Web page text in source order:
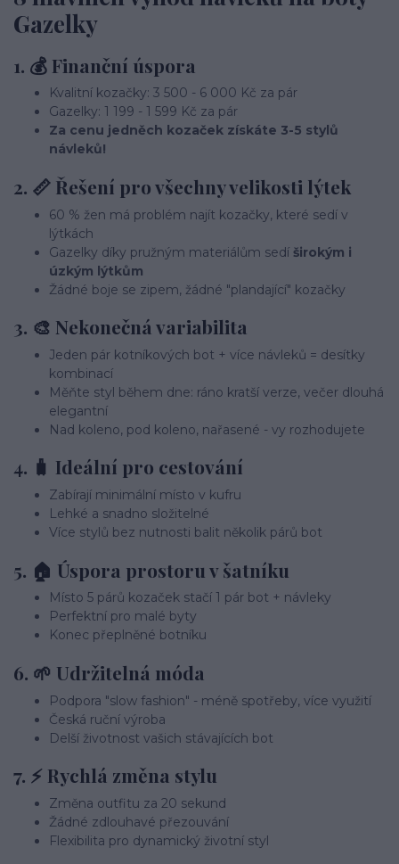
Gazelky
1. 💰 Finanční úspora
Kvalitní kozačky: 3 500 - 6 000 Kč za pár
Gazelky: 1 199 - 1 599 Kč za pár
Za cenu jedněch kozaček získáte 3-5 stylů
návleků!
2. 📏 Řešení pro všechny velikosti lýtek
60 % žen má problém najít kozačky, které sedí v
lýtkách
Gazelky díky pružným materiálům sedí širokým i
úzkým lýtkům
Žádné boje se zipem, žádné "plandající" kozačky
3. 🎨 Nekonečná variabilita
Jeden pár kotníkových bot + více návleků = desítky
kombinací
Měňte styl během dne: ráno kratší verze, večer dlouhá
elegantní
Nad koleno, pod koleno, nařasené - vy rozhodujete
4. 🧳 Ideální pro cestování
Zabírají minimální místo v kufru
Lehké a snadno složitelné
Více stylů bez nutnosti balit několik párů bot
5. 🏠 Úspora prostoru v šatníku
Místo 5 párů kozaček stačí 1 pár bot + návleky
Perfektní pro malé byty
Konec přeplněné botníku
6. 🌱 Udržitelná móda
Podpora "slow fashion" - méně spotřeby, více využití
Česká ruční výroba
Delší životnost vašich stávajících bot
7. ⚡ Rychlá změna stylu
Změna outfitu za 20 sekund
Žádné zdlouhavé přezouvání
Flexibilita pro dynamický životní styl